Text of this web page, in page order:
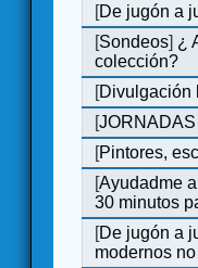
[De jugón a
[Sondeos] ¿
colección?
[Divulgación
[
[Pintores,
[Ayudadme
30 minutos
[De jugón a
modernos